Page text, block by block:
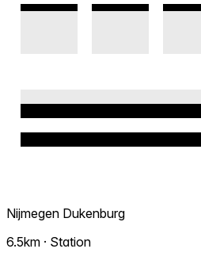
Nijmegen Dukenburg
6.5km · Station